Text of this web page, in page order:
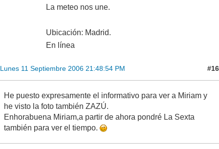
La meteo nos une.
Ubicación: Madrid.
En línea
Lunes 11 Septiembre 2006 21:48:54 PM #16
He puesto expresamente el informativo para ver a Miriam y
he visto la foto también ZAZÚ.
Enhorabuena Miriam,a partir de ahora pondré La Sexta
también para ver el tiempo.